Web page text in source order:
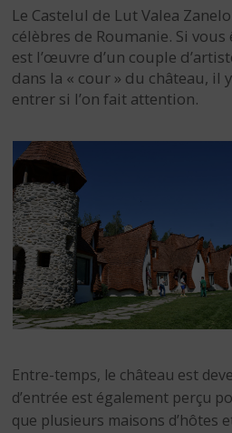
Le Castelul de Lut Valea
célèbres de Roumanie. Si
est l’œuvre d’un couple
dans la « cour » du château, il
entrer si l’on fait attention.
Entre-temps, le château est
d’entrée est également perçu
que plusieurs maisons d’hôtes